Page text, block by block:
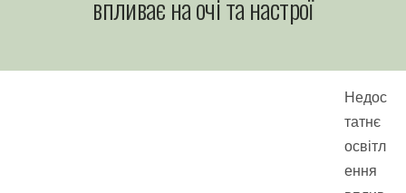
впливає на очі та настрої
Недос
татнє
освітл
ення